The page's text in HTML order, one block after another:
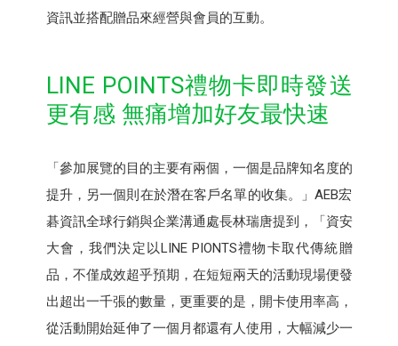
資訊並搭配贈品來經營與會員的互動。
LINE POINTS禮物卡即時發送
更有感 無痛增加好友最快速
「參加展覽的目的主要有兩個，一個是品牌知名度的
提升，另一個則在於潛在客戶名單的收集。」AEB宏
碁資訊全球行銷與企業溝通處長林瑞唐提到，「資安
大會，我們決定以LINE PIONTS禮物卡取代傳統贈
品，不僅成效超乎預期，在短短兩天的活動現場便發
出超出一千張的數量，更重要的是，開卡使用率高，
從活動開始延伸了一個月都還有人使用，大幅減少一